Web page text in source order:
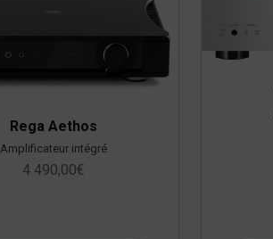
Rega Aethos
Amplificateur intégré
4 490,00€